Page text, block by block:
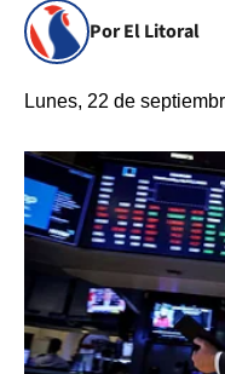
Por El Litoral
Lunes, 22 de